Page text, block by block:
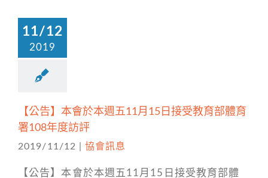
11/12
2019
【公告】本會於本週五11月15日接受教育部體育
署108年度訪評
2019/11/12 協會訊息
【公告】本會於本週五11月15日接受教育部體